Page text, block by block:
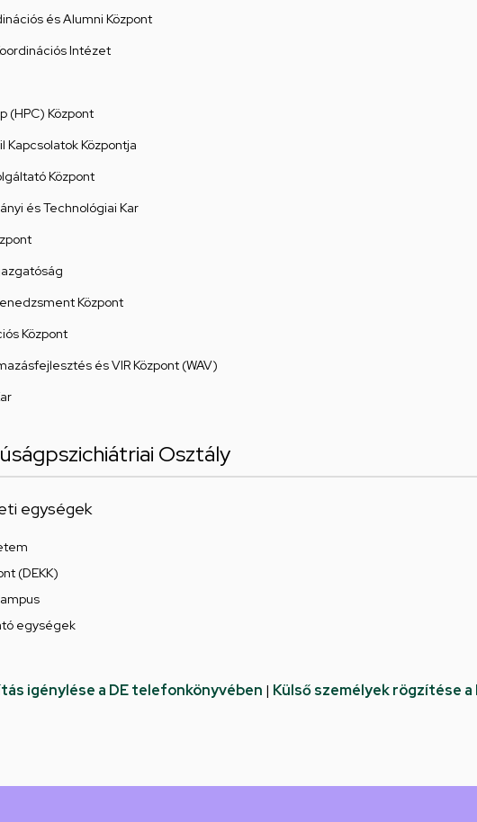
és Alumni Központ
Intézet
(HPC) Központ
Kapcsolatok Központja
Központ
és Technológiai Kar
Központ
Központ
és VIR Központ (WAV)
Osztály
egységek
(DEKK)
egységek
igénylése a DE telefonkönyvében | Külső személyek rögzítése